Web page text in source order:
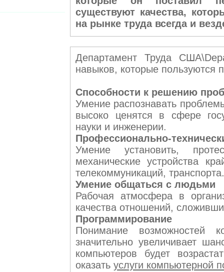
существуют качества,
на рынке труда всегда и
Департамент Труда
навыков, которые
Способности к решению
Умение распознавать
высоко ценятся в сфере
науки и инженерии.
Профессионально-
Умение установить,
механические устройства
телекоммуникаций, транспорта.
Умение общаться с людьми
Рабочая атмосфера в
качества отношений,
Программирование
Понимание возможностей
значительно увеличивает
компьютеров будет
оказать услуги компьютерной